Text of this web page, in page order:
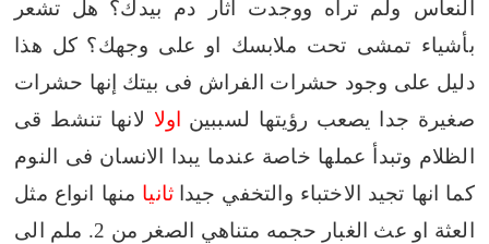
النعاس ولم تراه ووجدت آثار دم بيدك؟ هل تشعر
بأشياء تمشى تحت ملابسك او على وجهك؟ كل هذا
دليل على وجود حشرات الفراش فى بيتك إنها حشرات
صغيرة جدا يصعب رؤيتها لسببين
اولا لانها تنشط قى
الظلام وتبدأ عملها خاصة عندما يبدا الانسان فى النوم
كما انها تجيد الاختباء والتخفي جيدا ثانيا منها انواع مثل
العثة او عث الغبار حجمه متناهي الصغر من 2. ملم الى